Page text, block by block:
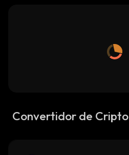
Convertidor de Cripto